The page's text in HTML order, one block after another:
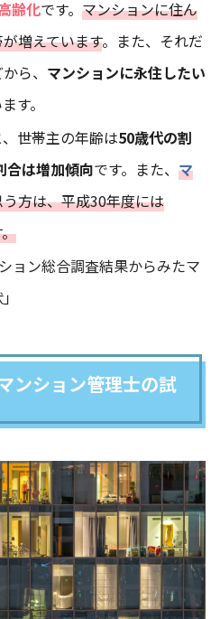
齢化です。 マンションに住ん
増えています。また、それだ
ら、 マンションに永住したい
す。
世帯主の年齢は50歳代の割
合は増加傾向です。また、 マ
方は、平成30年度には
ョン総合調査結果からみたマ
」
ンション管理士の試